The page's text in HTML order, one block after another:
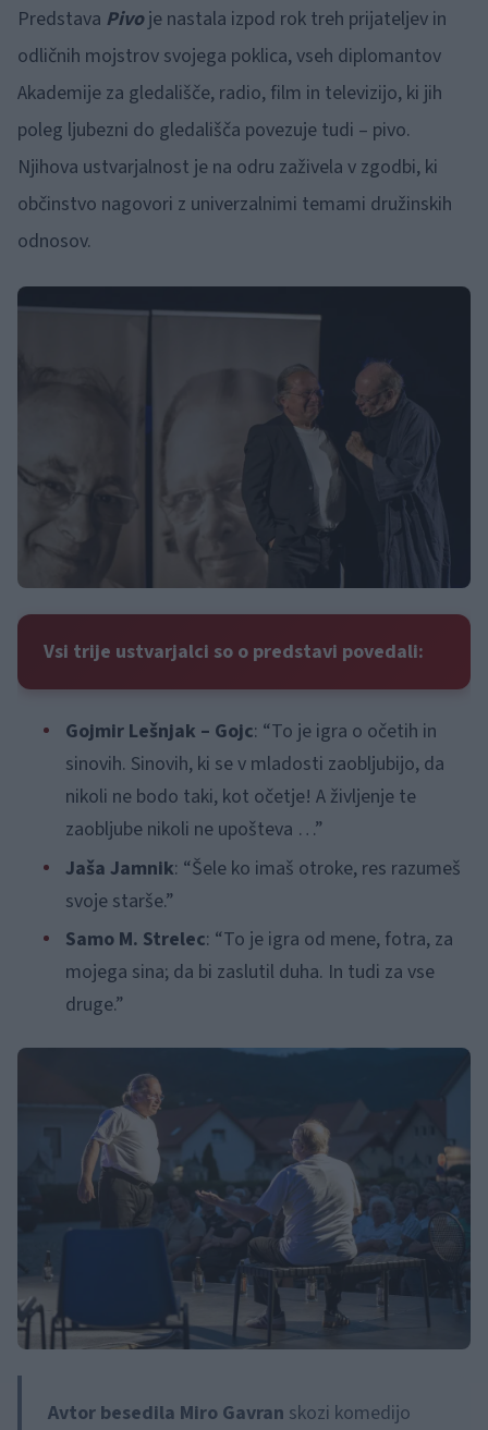
Predstava Pivoje nastala izpod rok treh prijateljev in
odličnih mojstrov svojega poklica, vseh diplomantov
Akademije za gledališče, radio, film in televizijo, ki jih
poleg ljubezni do gledališča povezuje tudi – pivo.
Njihova ustvarjalnost je na odru zaživela v zgodbi, ki
občinstvo nagovori z univerzalnimi temami družinskih
odnosov.
Vsi trije ustvarjalci so o predstavi povedali:
Gojmir Lešnjak – Gojc: “To je igra o očetih in
sinovih. Sinovih, ki se v mladosti zaobljubijo, da
nikoli ne bodo taki, kot očetje! A življenje te
zaobljube nikoli ne upošteva …”
Jaša Jamnik: “Šele ko imaš otroke, res razumeš
svoje starše.”
Samo M. Strelec: “To je igra od mene, fotra, za
mojega sina; da bi zaslutil duha. In tudi za vse
druge.”
Avtor besedila Miro Gavran skozi komedijo